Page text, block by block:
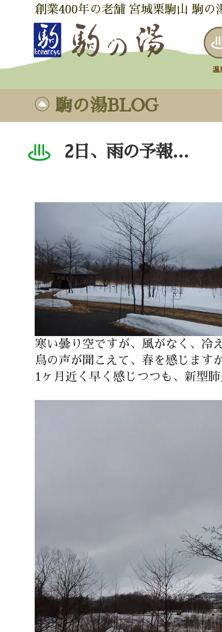
創業400年の老舗 宮城栗駒山 駒の
駒の湯BLOG
2日、雨の予報…
寒い曇り空ですが、風がなく、冷
鳥の声が聞こえて、春を感じます
1ヶ月近く早く感じつつも、新型